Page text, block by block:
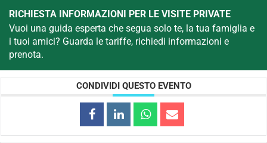
RICHIESTA INFORMAZIONI PER LE VISITE PRIVATE
Vuoi una guida esperta che segua solo te, la tua famiglia e
i tuoi amici? Guarda le tariffe, richiedi informazioni e
prenota.
CONDIVIDI QUESTO EVENTO